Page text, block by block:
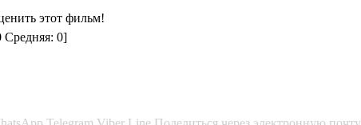
этот фильм!
Средняя: 0]